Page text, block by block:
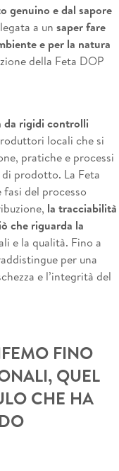
genuino e dal sapore
a un saper fare
e per la natura
della Feta DOP
da rigidi controlli
locali che si
pratiche e processi
prodotto. La Feta
del processo
la tracciabilità
che riguarda la
e la qualità. Fino a
per una
e l’integrità del
FINO
QUEL
CHE HA